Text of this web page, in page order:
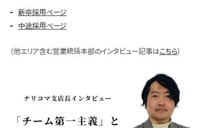
新卒採用ページ
中途採用ページ
（他エリア含む営業統括本部のインタビュー記事はこちら）